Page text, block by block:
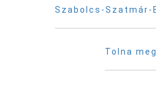
Szabolcs-Szatmár-
Tolna